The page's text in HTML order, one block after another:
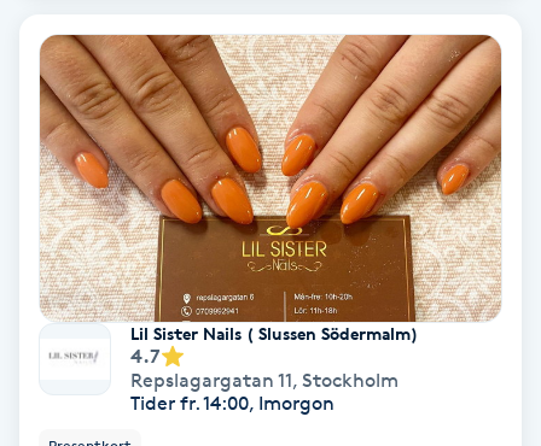
Psoriasis
Radiofrekvens
Rakning
Reflexologi
Lil Sister Nails ( Slussen Södermalm)
4.7
Repslagargatan 11, Stockholm
Tider fr. 14:00, Imorgon